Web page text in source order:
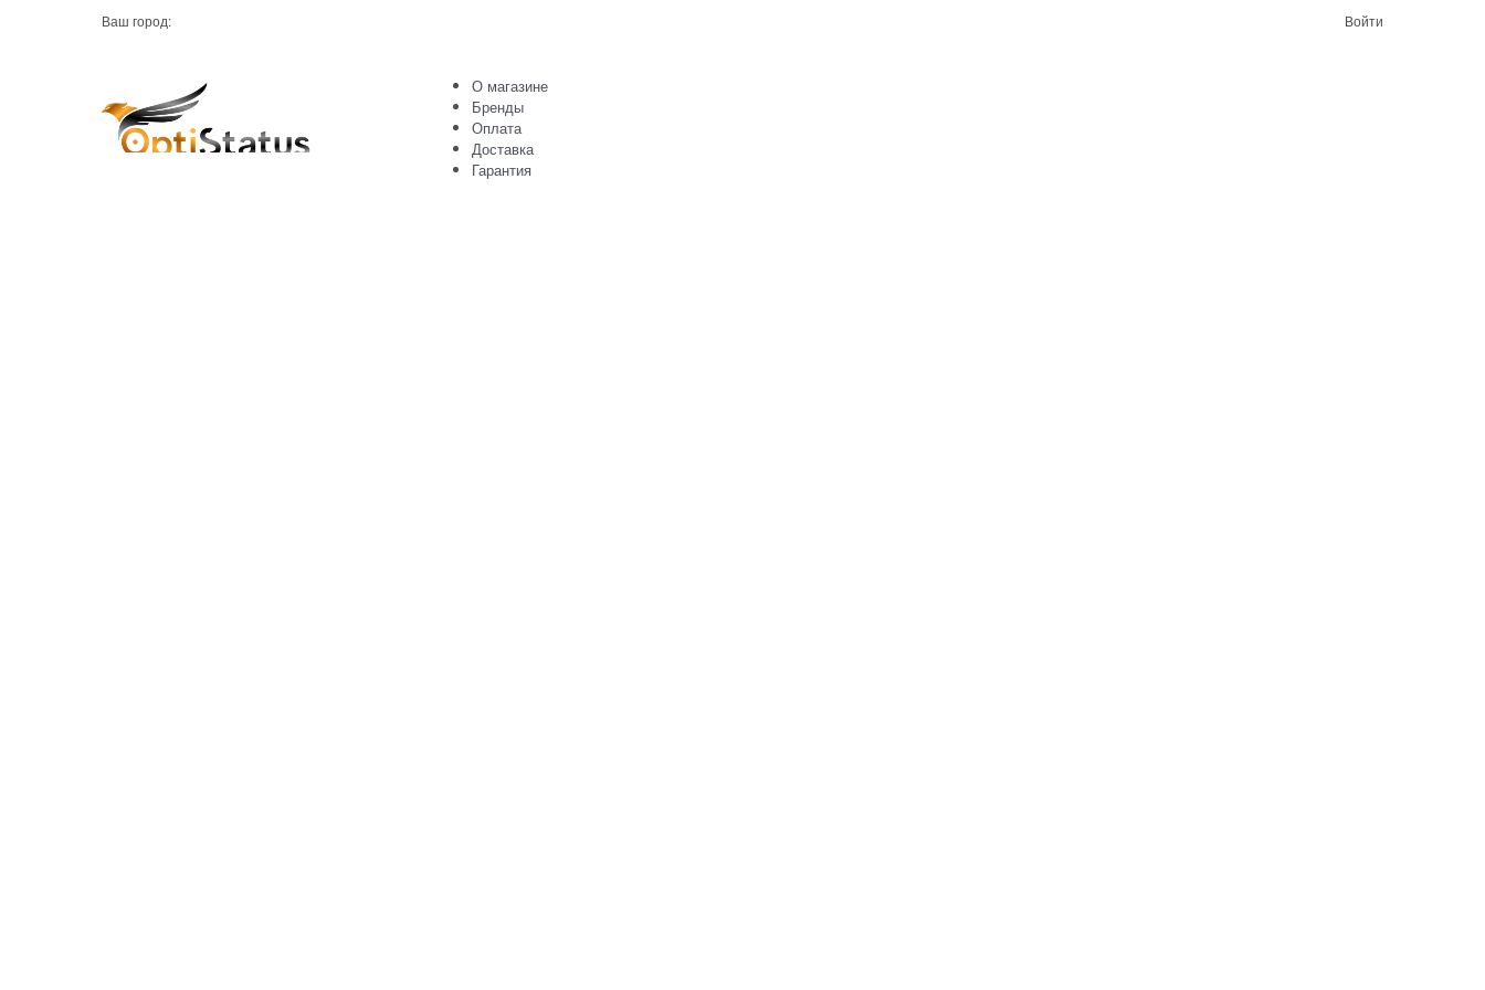
Ваш город: Войти
О магазине
Бренды
Оплата
Доставка
Гарантия